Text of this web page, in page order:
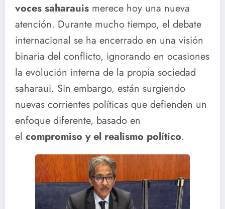
voces saharauis merece hoy una nueva
atención. Durante mucho tiempo, el debate
internacional se ha encerrado en una visión
binaria del conflicto, ignorando en ocasiones
la evolución interna de la propia sociedad
saharaui. Sin embargo, están surgiendo
nuevas corrientes políticas que defienden un
enfoque diferente, basado en
el compromiso y el realismo político.